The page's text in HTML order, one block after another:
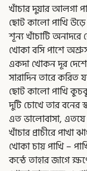
খাঁচার দুয়ার আলগা
ছোট কালো পাখি
শূন্য খাঁচাটি
খোকা বসি পাশে
একদা খোকন দূর
সারাদিন তারে করিত
ছোট কালো পাখি
দুটি চোখে তার বনের
এত ভালোবাসা, এতযে
খাঁচার প্রাচীরে পাখা
খোকা চায় পাখি –
কন্ঠে তাহার জাগে